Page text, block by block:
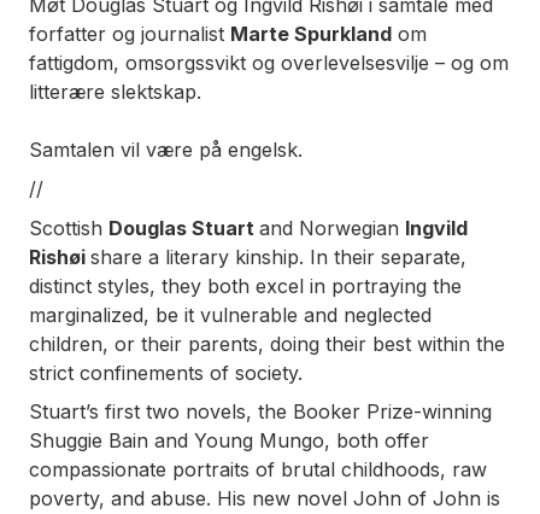
forfatter og journalist Marte Spurkland om
fattigdom, omsorgssvikt og overlevelsesvilje – og om
litterære slektskap.
Samtalen vil være på engelsk.
//
Scottish Douglas Stuart and Norwegian Ingvild
Rishøi share a literary kinship. In their separate,
distinct styles, they both excel in portraying the
marginalized, be it vulnerable and neglected
children, or their parents, doing their best within the
strict confinements of society.
Stuart’s first two novels, the Booker Prize-winning
Shuggie Bain and Young Mungo, both offer
compassionate portraits of brutal childhoods, raw
poverty, and abuse. His new novel John of John is